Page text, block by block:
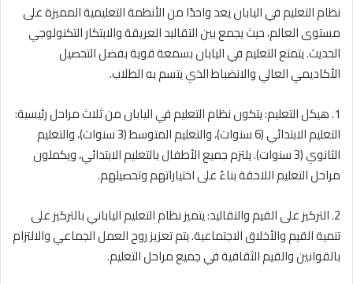
نظام التعليم في اليابان يعد واحدًا من الأنظمة التعليمية المميزة على
مستوى العالم، حيث يجمع بين التقاليد العريقة والابتكار التكنولوجي
الحديث. يتمتع التعليم في اليابان بسمعة قوية بفضل التحصيل
الأكاديمي العالي والانضباط الذي يتسم به الطلاب.
1. هيكل التعليم: يتكون نظام التعليم في اليابان من ثلاث مراحل رئيسية:
التعليم الابتدائي (6 سنوات)، والتعليم المتوسط (3 سنوات)، والتعليم
الثانوي (3 سنوات). يلتزم جميع الأطفال بالتعليم الابتدائي، ويكملون
مراحل التعليم اللاحقة بناءً على اختياراتهم وتحصيلهم.
2. التركيز على القيم والتقاليد: يتميز نظام التعليم الياباني بالتركيز على
تنمية القيم والأخلاق الاجتماعية. يتم تعزيز روح العمل الجماعي والالتزام
بالقوانين والقيم الثقافية في جميع مراحل التعليم.